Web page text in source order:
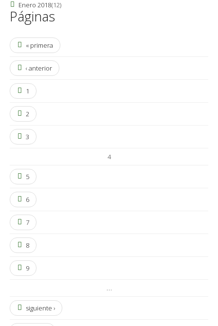
Enero 2018(12)
Páginas
« primera
‹ anterior
1
2
3
4
5
6
7
8
9
…
siguiente ›